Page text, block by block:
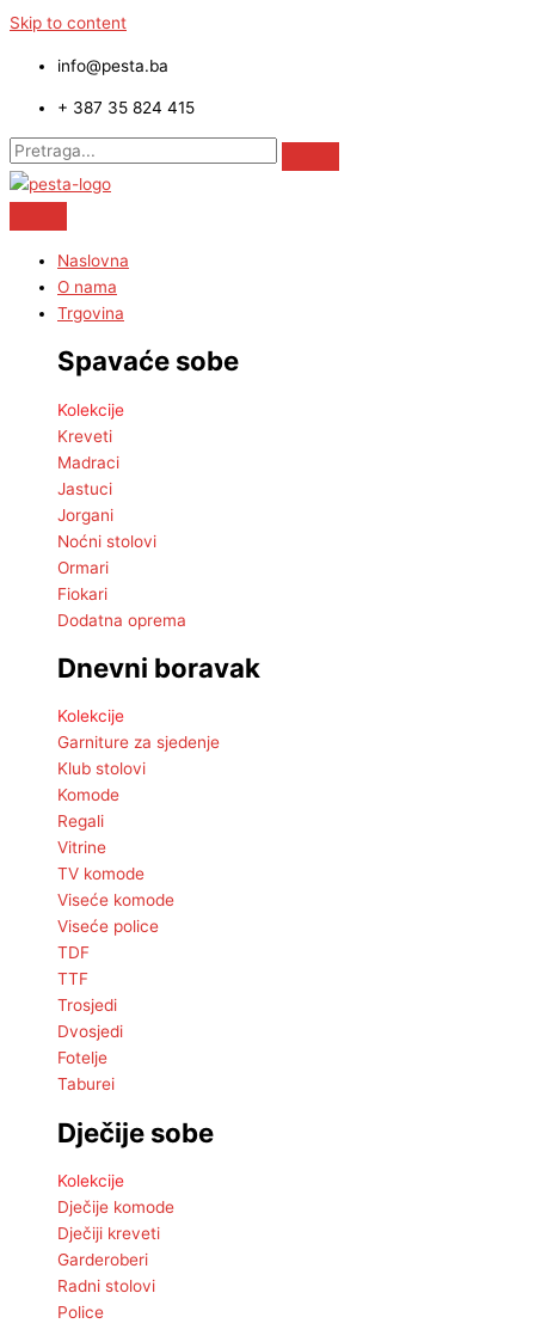
Skip to content
info@pesta.ba
+ 387 35 824 415
Naslovna
O nama
Trgovina
Spavaće sobe
Kolekcije
Kreveti
Madraci
Jastuci
Jorgani
Noćni stolovi
Ormari
Fiokari
Dodatna oprema
Dnevni boravak
Kolekcije
Garniture za sjedenje
Klub stolovi
Komode
Regali
Vitrine
TV komode
Viseće komode
Viseće police
TDF
TTF
Trosjedi
Dvosjedi
Fotelje
Taburei
Dječije sobe
Kolekcije
Dječije komode
Dječiji kreveti
Garderoberi
Radni stolovi
Police